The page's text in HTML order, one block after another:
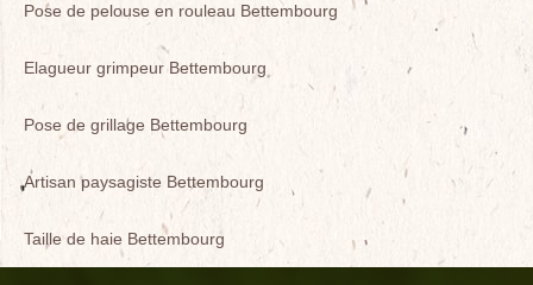
Pose de pelouse en rouleau Bettembourg
Elagueur grimpeur Bettembourg
Pose de grillage Bettembourg
Artisan paysagiste Bettembourg
Taille de haie Bettembourg